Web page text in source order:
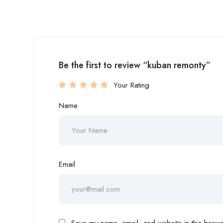
Be the first to review “kuban remonty”
Your Rating
Name
Email